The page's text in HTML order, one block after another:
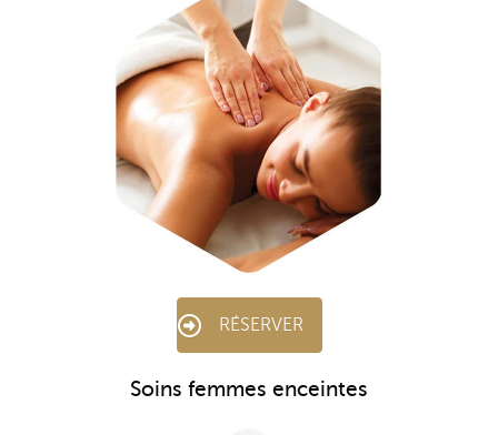
RÉSERVER
Soins femmes enceintes